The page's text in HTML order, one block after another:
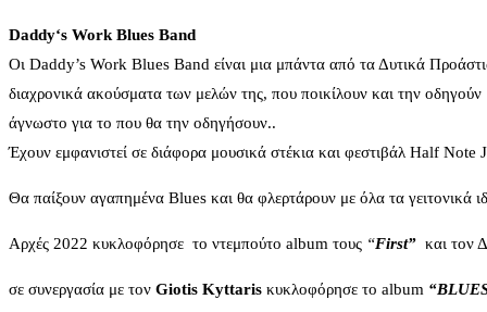
Daddy‘s Work Blues Band
Οι Daddy’s Work Blues Band είναι μια μπάντα από τα Δυτικά
διαχρονικά ακούσματα των μελών της, που ποικίλουν και την
άγνωστο για το που θα την οδηγήσουν..
Έχουν εμφανιστεί σε διάφορα μουσικά στέκια και φεστιβάλ
Θα παίξουν αγαπημένα Blues και θα φλερτάρουν με όλα τα γειτονικά
Αρχές 2022 κυκλοφόρησε το ντεμπούτο album τους “First” και τον
σε συνεργασία με τον Giotis Kyttaris κυκλοφόρησε το album